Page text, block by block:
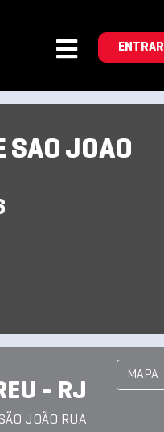
ENTRAR
SAO JOAO
- RJ
JOÃO RUA
MAPA